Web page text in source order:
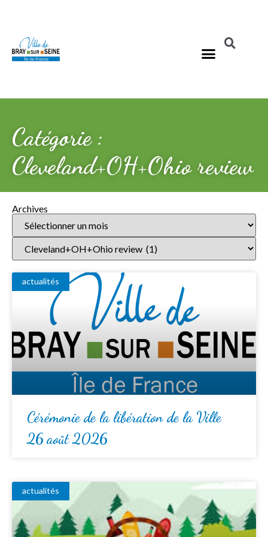
Catégorie :
Cleveland+OH+Ohio review
Archives
actualités
Cérémonie de la libération de la Ville
26 août 2026
actualités